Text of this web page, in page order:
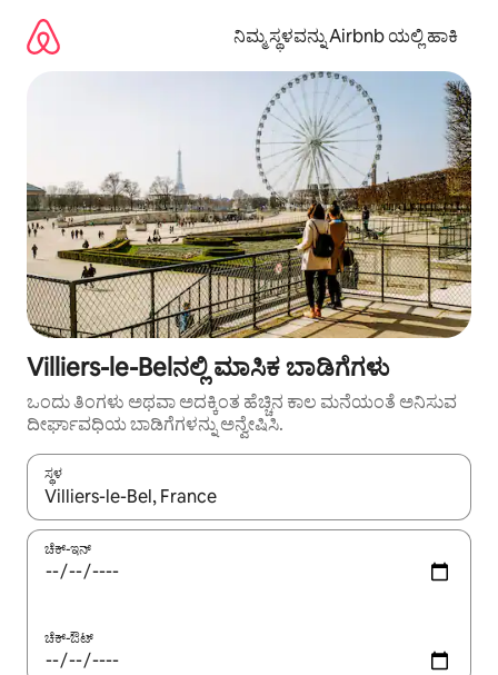
ಹೋಗಿ
ನಿಮ್ಮ ಸ್ಥಳವನ್ನು Airbnb ಯಲ್ಲಿ ಹಾಕಿ
Villiers-le-Belನಲ್ಲಿ ಮಾಸಿಕ ಬಾಡಿಗೆಗಳು
ಒಂದು ತಿಂಗಳು ಅಥವಾ ಅದಕ್ಕಿಂತ ಹೆಚ್ಚಿನ ಕಾಲ ಮನೆಯಂತೆ ಅನಿಸುವ
ದೀರ್ಘಾವಧಿಯ ಬಾಡಿಗೆಗಳನ್ನು ಅನ್ವೇಷಿಸಿ.
ಸ್ಥಳ
ಫಲಿತಾಂಶಗಳು ಲಭ್ಯವಿರುವಾಗ, ಅಪ್ ಮತ್ತು ಡೌನ್ ಬಾಣದ ಕೀಲಿಗಳೊಂದಿಗೆ
ಚೆಕ್-ಇನ್
ಚೆಕ್-ಔಟ್